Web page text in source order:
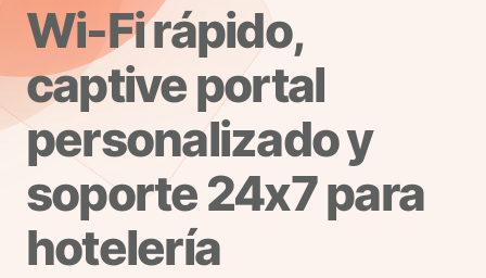
Wi-Fi rápido,
captive portal
personalizado y
soporte 24x7 para
hotelería